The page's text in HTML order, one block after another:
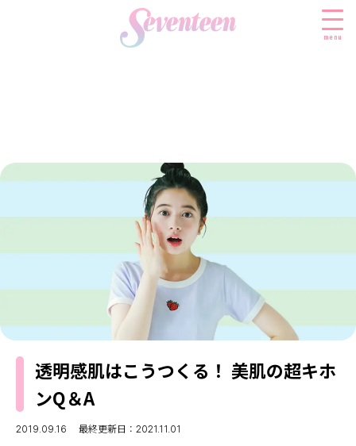
menu
FASHION
ファッションニュース
ビューティニュース
ヘアアレンジ・ヘアケア
ボディケア
スクールニュース
学校ヘアメイク
勉強・受験・進路
ENTERTAINMENT
エンタメニュース
LIFESTYLE
ライフスタイルニュース
JKランキング・アワード
モデルの購入品
おでかけ
JK TREND
MODELS
MODEL'S BLOG
TikTok
透明感肌はこうつくる！ 美肌の超キホ
ンQ＆A
2019.09.16 最終更新日：2021.11.01